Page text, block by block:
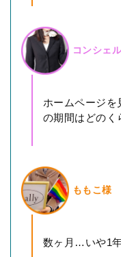
コンシェ
ホームページを
の期間はどのく
ももこ様
数ヶ月…いや1年